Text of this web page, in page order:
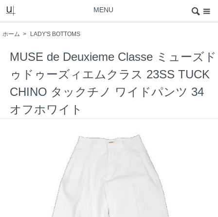
MENU
ホーム > LADY'S BOTTOMS
MUSE de Deuxieme Classe ミューズド
ゥドゥーズィエムクラス 23SS TUCK
CHINO タックチノ ワイドパンツ 34
オフホワイト